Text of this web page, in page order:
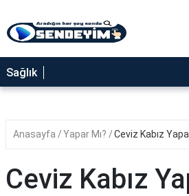
SAĞLIK
NEDİR
YEMEK
RÜYA
Sağlık
Anasayfa Yapar Mı? Ceviz Kabız
Ceviz Kabız